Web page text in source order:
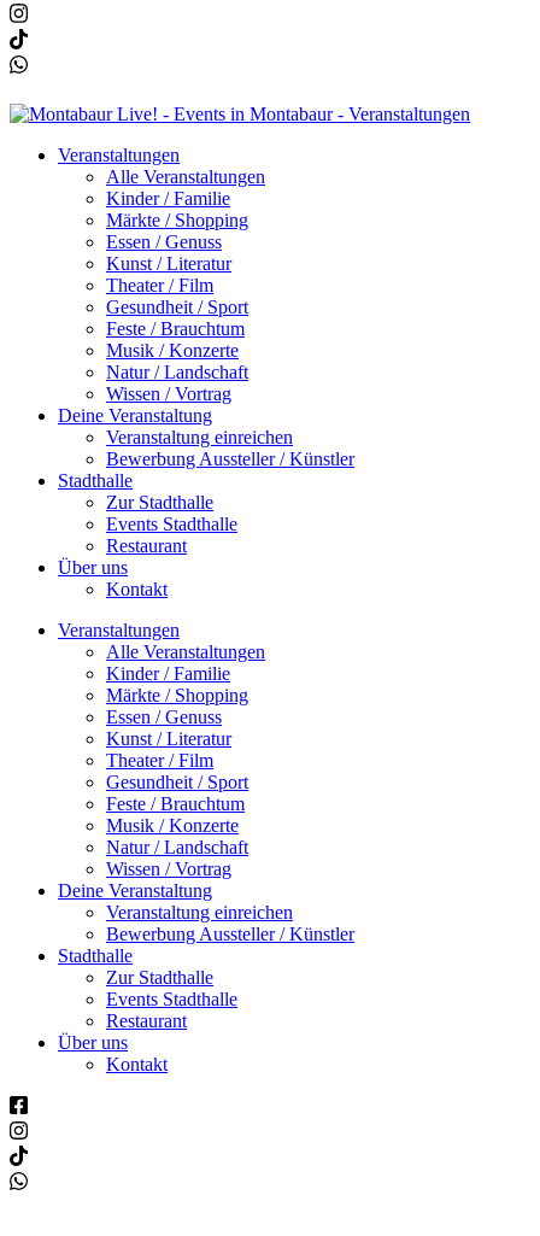
Veranstaltungen
Alle Veranstaltungen
Kinder / Familie
Märkte / Shopping
Essen / Genuss
Kunst / Literatur
Theater / Film
Gesundheit / Sport
Feste / Brauchtum
Musik / Konzerte
Natur / Landschaft
Wissen / Vortrag
Deine Veranstaltung
Veranstaltung einreichen
Bewerbung Aussteller / Künstler
Stadthalle
Zur Stadthalle
Events Stadthalle
Restaurant
Über uns
Kontakt
Veranstaltungen
Alle Veranstaltungen
Kinder / Familie
Märkte / Shopping
Essen / Genuss
Kunst / Literatur
Theater / Film
Gesundheit / Sport
Feste / Brauchtum
Musik / Konzerte
Natur / Landschaft
Wissen / Vortrag
Deine Veranstaltung
Veranstaltung einreichen
Bewerbung Aussteller / Künstler
Stadthalle
Zur Stadthalle
Events Stadthalle
Restaurant
Über uns
Kontakt